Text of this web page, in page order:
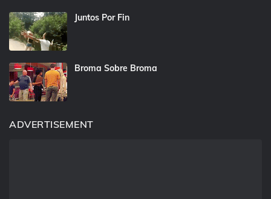
Juntos Por Fin
Broma Sobre Broma
ADVERTISEMENT